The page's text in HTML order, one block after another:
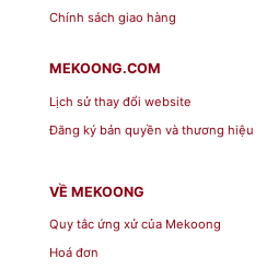
Chính sách giao hàng
MEKOONG.COM
Lịch sử thay đổi website
Đăng ký bản quyền và thương hiệu
VỀ MEKOONG
Quy tắc ứng xử của Mekoong
Hoá đơn